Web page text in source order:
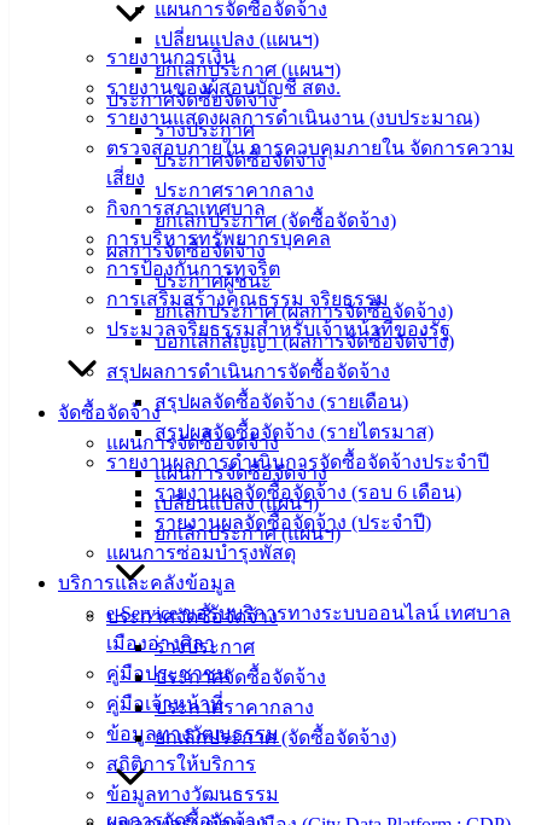
แผนการจัดซื้อจัดจ้าง
เปลี่ยนแปลง (แผนฯ)
ยกเลิกประกาศ (แผนฯ)
ประกาศจัดซื้อจัดจ้าง
ร่างประกาศ
ประกาศจัดซื้อจัดจ้าง
ประกาศราคากลาง
ยกเลิกประกาศ (จัดซื้อจัดจ้าง)
ผลการจัดซื้อจัดจ้าง
ประกาศผู้ชนะ
ยกเลิกประกาศ (ผลการจัดซื้อจัดจ้าง)
บอกเลิกสัญญา (ผลการจัดซื้อจัดจ้าง)
สรุปผลการดำเนินการจัดซื้อจัดจ้าง
สรุปผลจัดซื้อจัดจ้าง (รายเดือน)
สรุปผลจัดซื้อจัดจ้าง (รายไตรมาส)
รายงานผลการดำเนินการจัดซื้อจัดจ้างประจำปี
รายงานผลจัดซื้อจัดจ้าง (รอบ 6 เดือน)
รายงานผลจัดซื้อจัดจ้าง (ประจำปี)
แผนการซ่อมบำรุงพัสดุ
บริการและคลังข้อมูล
e-Service ขอรับบริการทางระบบออนไลน์ เทศบาล
เมืองอ่างศิลา
คู่มือประชาชน
คู่มือเจ้าหน้าที่
ข้อมูลทางวัฒนธรรม
สถิติการให้บริการ
ข้อมูลทางวัฒนธรรม
รายงานการเงิน
รายงานของผู้สอบบัญชี สตง.
รายงานแสดงผลการดำเนินงาน (งบประมาณ)
ตรวจสอบภายใน การควบคุมภายใน จัดการความ
เสี่ยง
กิจการสภาเทศบาล
การบริหารทรัพยากรบุคคล
การป้องกันการทุจริต
การเสริมสร้างคุณธรรม จริยธรรม
ประมวลจริยธรรมสำหรับเจ้าหน้าที่ของรัฐ
จัดซื้อจัดจ้าง
แผนการจัดซื้อจัดจ้าง
แผนการจัดซื้อจัดจ้าง
เปลี่ยนแปลง (แผนฯ)
ยกเลิกประกาศ (แผนฯ)
ประกาศจัดซื้อจัดจ้าง
ร่างประกาศ
ประกาศจัดซื้อจัดจ้าง
ประกาศราคากลาง
ยกเลิกประกาศ (จัดซื้อจัดจ้าง)
ผลการจัดซื้อจัดจ้าง
ข้อมูล
ข่าวสาร
อิเล็กทรอนิกส์
ความรู้
(Knowledge
Management)
เทศบาล
สายตรง
นายก
ประวัติ
และ
หัวหน้า
ส่วน
ราชการ
สภา
เทศบาล
สงวนลิขสิทธิ์ © 2563 เทศบาลเมืองอ่างศิลา จังหวัดชลบุรี |
angsilacity.go.th | Powered by Buuscript